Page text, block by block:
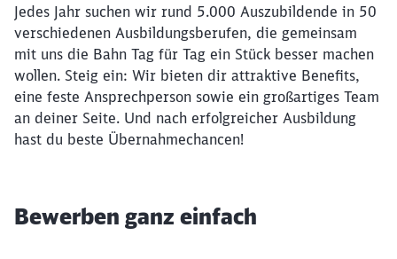
Jedes Jahr suchen wir rund 5.000 Auszubildende in 50
verschiedenen Ausbildungsberufen, die gemeinsam
mit uns die Bahn Tag für Tag ein Stück besser machen
wollen. Steig ein: Wir bieten dir attraktive Benefits,
eine feste Ansprechperson sowie ein großartiges Team
an deiner Seite. Und nach erfolgreicher Ausbildung
hast du beste Übernahmechancen!
Bewerben ganz einfach